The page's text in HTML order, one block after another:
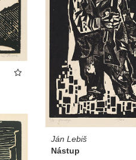
Ján Lebiš
Nástup